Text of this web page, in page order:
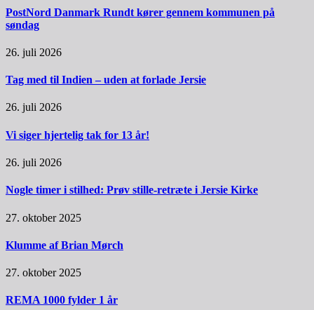
PostNord Danmark Rundt kører gennem kommunen på
søndag
26. juli 2026
Tag med til Indien – uden at forlade Jersie
26. juli 2026
Vi siger hjertelig tak for 13 år!
26. juli 2026
Nogle timer i stilhed: Prøv stille-retræte i Jersie Kirke
27. oktober 2025
Klumme af Brian Mørch
27. oktober 2025
REMA 1000 fylder 1 år